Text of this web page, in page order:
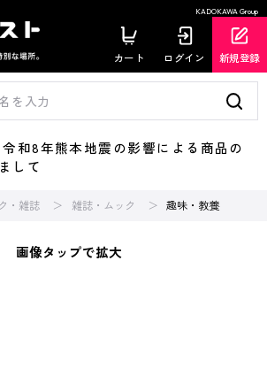
KADOKAWA Group
カート ログイン 新規登録
8年熊本地震の影響による商品の
して
・雑誌 雑誌・ムック 趣味・教養
画像タップで拡大